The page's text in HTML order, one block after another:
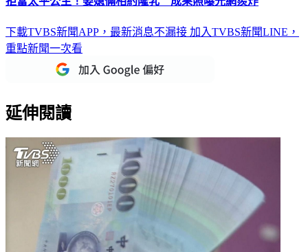
下載TVBS新聞APP，最新消息不漏接 加入TVBS新聞LINE，
重點新聞一次看
延伸閱讀